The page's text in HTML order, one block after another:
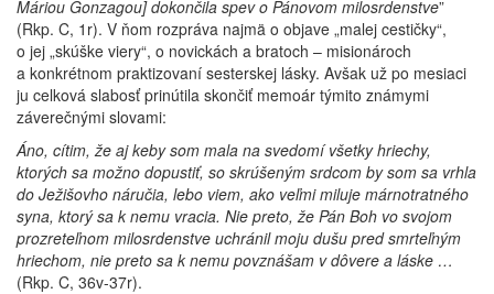
Máriou Gonzagou] dokončila spev o Pánovom milosrdenstve”
(Rkp. C, 1r). V ňom rozpráva najmä o objave „malej cestičky“,
o jej „skúške viery“, o novickách a bratoch – misionároch
a konkrétnom praktizovaní sesterskej lásky. Avšak už po mesiaci
ju celková slabosť prinútila skončiť memoár týmito známymi
záverečnými slovami:
Áno, cítim, že aj keby som mala na svedomí všetky hriechy,
ktorých sa možno dopustiť, so skrúšeným srdcom by som sa vrhla
do Ježišovho náručia, lebo viem, ako veľmi miluje márnotratného
syna, ktorý sa k nemu vracia. Nie preto, že Pán Boh vo svojom
prozreteľnom milosrdenstve uchránil moju dušu pred smrteľným
hriechom, nie preto sa k nemu povznášam v dôvere a láske …
(Rkp. C, 36v-37r).